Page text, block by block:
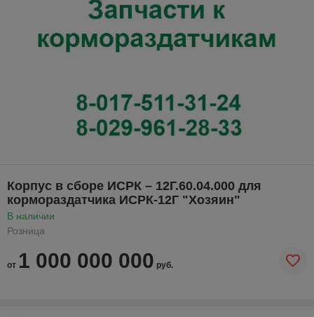
Корпус в сборе ИСРК – 12Г.60.04.000 для
кормораздатчика ИСРК-12Г "Хозяин"
В наличии
Розница
от 1 000 000 000 руб.